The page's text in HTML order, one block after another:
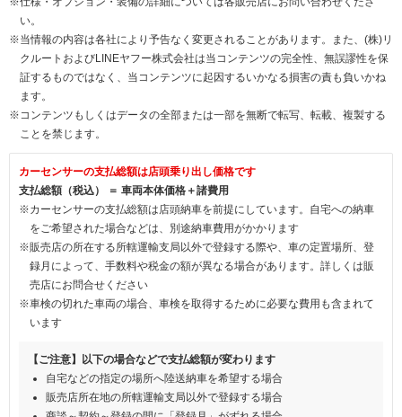
い。
※当情報の内容は各社により予告なく変更されることがあります。また、(株)リ
クルートおよびLINEヤフー株式会社は当コンテンツの完全性、無誤謬性を保
証するものではなく、当コンテンツに起因するいかなる損害の責も負いかね
ます。
※コンテンツもしくはデータの全部または一部を無断で転写、転載、複製する
ことを禁じます。
カーセンサーの支払総額は店頭乗り出し価格です
支払総額（税込） ＝ 車両本体価格＋諸費用
※カーセンサーの支払総額は店頭納車を前提にしています。自宅への納車
をご希望された場合などは、別途納車費用がかかります
※販売店の所在する所轄運輸支局以外で登録する際や、車の定置場所、登
録月によって、手数料や税金の額が異なる場合があります。詳しくは販
売店にお問合せください
※車検の切れた車両の場合、車検を取得するために必要な費用も含まれて
います
【ご注意】以下の場合などで支払総額が変わります
自宅などの指定の場所へ陸送納車を希望する場合
販売店所在地の所轄運輸支局以外で登録する場合